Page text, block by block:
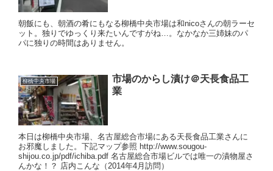
朝飯にも、朝酒の肴にもなる柳橋中央市場は和nicoさんの朝ラーセ
ット。独りでゆっくり来たいんですがね…。なかなか三姉妹のパ
パに独りの時間はありません。
柳橋中央市場
市場のからし漬け＠天長食品工
業
本日は柳橋中央市場、名古屋総合市場にある天長食品工業さんに
お邪魔しました。下記マップ参照 http://www.sougou-
shijou.co.jp/pdf/ichiba.pdf 名古屋総合市場ビルでは唯一の漬物屋さ
んかな！？ 店内こんな（2014年4月訪問）